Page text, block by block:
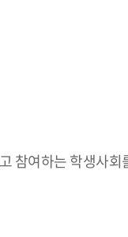
참여하는 학생사